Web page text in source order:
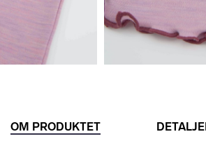
OM PRODUKTET